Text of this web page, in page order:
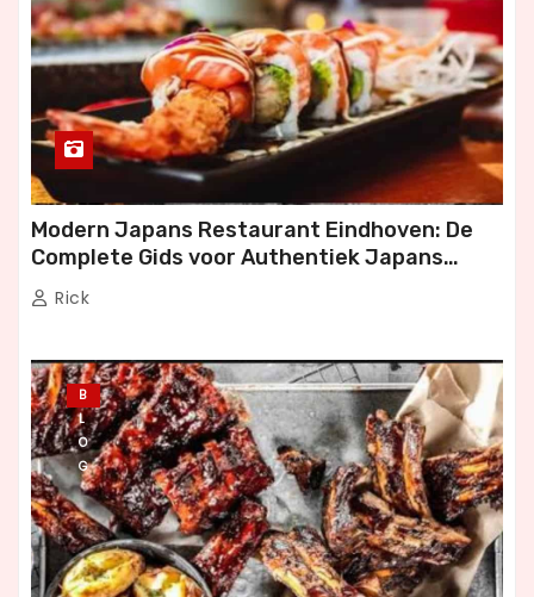
Modern Japans Restaurant Eindhoven: De
Complete Gids voor Authentiek Japans
Dineren
Rick
B
L
O
G